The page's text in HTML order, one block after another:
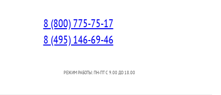
8 (800) 775-75-17
8 (495) 146-69-46
РЕЖИМ РАБОТЫ: ПН-ПТ C 9.00 ДО 18.00